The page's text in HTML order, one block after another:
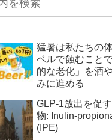
猛暑は私たちの
ベルで蝕むこと
的な老化」を酒
みに進める
GLP-1放出を促
物: Inulin-
(IPE)